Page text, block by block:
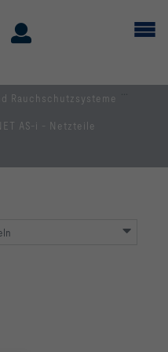
Rauchschutzsysteme
AS-i - Netzteile